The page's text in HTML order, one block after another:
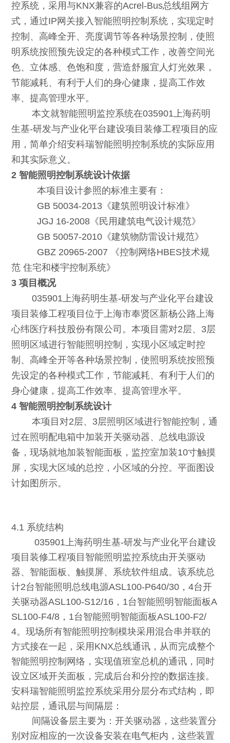
控系统，采用与KNX兼容的Acrel-Bus总线组网方
式，通过IP网关接入智能照明控制系统，实现定时
控制、高峰全开、亮度调节等各种场景控制，使照
明系统按照预先设定的各种模式工作，改善空间光
色、立体感、色饱和度，营造舒服宜人灯光效果，
节能减耗、有利于人们的身心健康，提高工作效
率、提高管理水平。
本文就智能照明监控系统在035901上海药明
生基-研发与产业化平台建设项目装修工程项目的应
用，简单介绍安科瑞智能照明控制系统的实际应用
和其实际意义。
2 智能照明控制系统设计依据
本项目设计参照的标准主要有：
GB 50034-2013《建筑照明设计标准》
JGJ 16-2008《民用建筑电气设计规范》
GB 50057-2010《建筑物防雷设计规范》
GBZ 20965-2007 《控制网络HBES技术规
范 住宅和楼宇控制系统》
3 项目概况
035901上海药明生基-研发与产业化平台建设
项目装修工程项目位于上海市奉贤区新杨公路上海
心纬医疗科技股份有限公司。本项目需对2层、3层
照明区域进行智能照明控制，实现小区域定时控
制、高峰全开等各种场景控制，使照明系统按照预
先设定的各种模式工作，节能减耗、有利于人们的
身心健康，提高工作效率、提高管理水平。
4 智能照明控制系统设计
本项目对2层、3层照明区域进行智能控制，通
过在照明配电箱中加装开关驱动器、总线电源设
备，现场就地加装智能面板，监控室加装10寸触摸
屏，实现大区域的总控，小区域的分控。平面图设
计如图所示。
4.1 系统结构
035901上海药明生基-研发与产业化平台建设
项目装修工程项目智能照明监控系统由开关驱动
器、智能面板、触摸屏、系统软件组成。该系统总
计2台智能照明总线电源ASL100-P640/30，4台开
关驱动器ASL100-S12/16，1台智能照明智能面板A
SL100-F4/8，1台智能照明智能面板ASL100-F2/
4。现场所有智能照明控制模块采用混合串并联的
方式接在一起，采用KNX总线通讯，从而完成整个
智能照明控制网络，实现值班室总机的通讯，同时
设立区域开关面板，完成后台和分控的数据连接。
安科瑞智能照明监控系统采用分层分布式结构，即
站控层，通讯层与间隔层：
间隔设备层主要为：开关驱动器，这些装置分
别对应相应的一次设备安装在电气柜内，这些装置